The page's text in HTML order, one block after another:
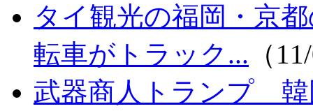
タイ観光の福岡・京
転車がトラック... （
武器商人トランプ 韓